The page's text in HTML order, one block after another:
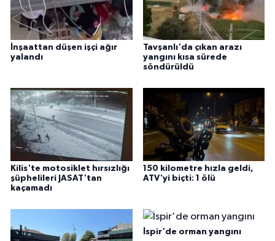
İnşaattan düşen işçi ağır
yalandı
Tavşanlı'da çıkan arazı
yangını kısa sürede
söndürüldü
Kilis'te motosiklet hırsızlığı
şüphelileri JASAT'tan
kaçamadı
150 kilometre hızla geldi,
ATV'yi biçti: 1 ölü
İspir'de orman yangını